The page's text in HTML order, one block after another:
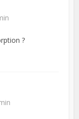
?